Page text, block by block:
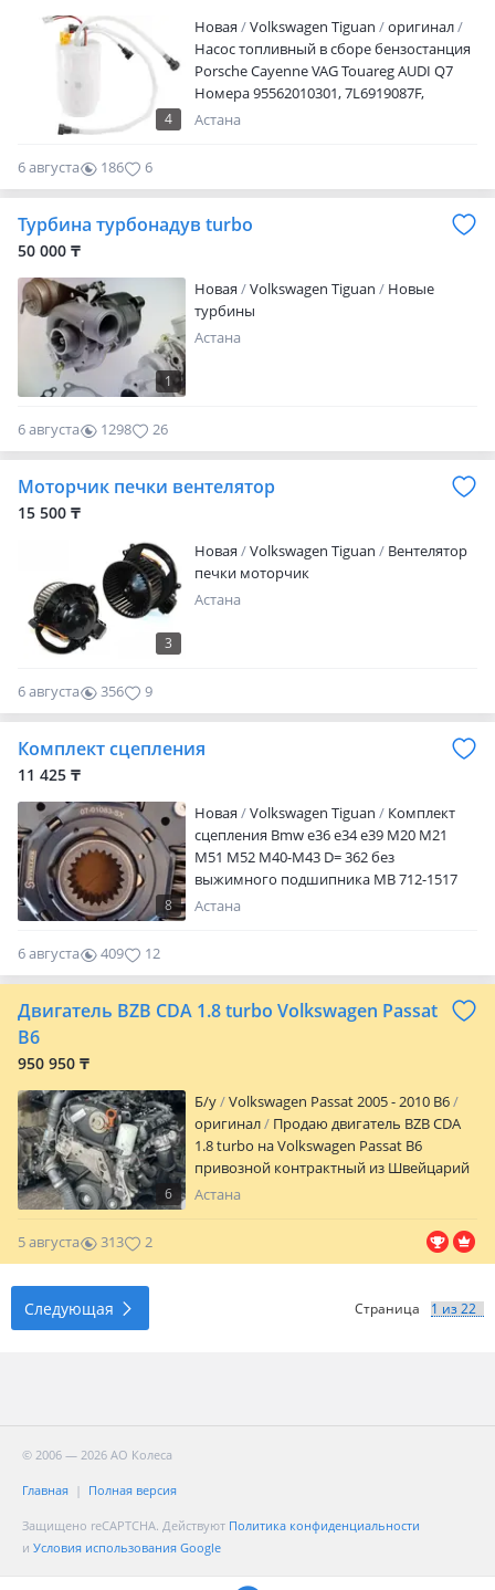
4
Новая Volkswagen Tiguan
оригинал
Насос топливный в сборе бензостанция
Porsche Cayenne VAG Touareg AUDI Q7
Номера 95562010301, 7L6919087F,
7L0919087E, 7L6919087A, 95562010302,
Россия, Китай. Цены уточняйте по
телефону. Качество гарантируем.
документы. Любой вид оплаты.
Каспипэй, каспирассрочка, НДС. Пишите
в любое время
Астана
6 августа 186 6
Турбина турбонадув turbo
50 000 ₸
1
Новая Volkswagen Tiguan
Новые
турбины
Астана
6 августа 1298 26
Моторчик печки вентелятор
15 500 ₸
3
Новая Volkswagen Tiguan
Вентелятор
печки моторчик
Астана
6 августа 356 9
Комплект сцепления
11 425 ₸
8
Новая Volkswagen Tiguan
Комплект
сцепления Bmw e36 e34 e39 M20 M21
M51 M52 M40-M43 D= 362 без
выжимного подшипника MB 712-1517
96-> Atego Vario 712-1529 Iveco Daily 2.8
Астана
6 августа 409 12
Двигатель BZB CDA 1.8 turbo Volkswagen Passat
B6
950 950 ₸
6
Б/y
Volkswagen Passat 2005 - 2010 B6
оригинал
Продаю двигатель BZB CDA
1.8 turbo на Volkswagen Passat B6
привозной контрактный из Швейцарий
в хорошем состоянии с полным
адрес Аспандияр Кенжина 5 Отправка по
Астана
5 августа 313 2
Следующая Страница
© 2006 — 2026 АО Колеса
Главная Полная версия
Защищено reCAPTCHA. Действуют Политика конфиденциальности
и Условия использования Google